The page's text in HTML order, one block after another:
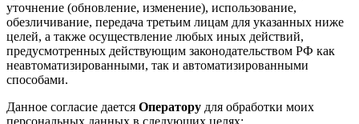
уточнение (обновление, изменение), использование,
обезличивание, передача третьим лицам для указанных ниже
целей, а также осуществление любых иных действий,
предусмотренных действующим законодательством РФ как
неавтоматизированными, так и автоматизированными
способами.
Данное согласие дается Оператору для обработки моих
персональных данных в следующих целях: